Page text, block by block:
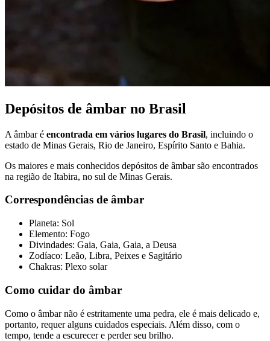
Depósitos de âmbar no Brasil
A âmbar é encontrada em vários lugares do Brasil, incluindo o
estado de Minas Gerais, Rio de Janeiro, Espírito Santo e Bahia.
Os maiores e mais conhecidos depósitos de âmbar são encontrados
na região de Itabira, no sul de Minas Gerais.
Correspondências de âmbar
Planeta: Sol
Elemento: Fogo
Divindades: Gaia, Gaia, Gaia, a Deusa
Zodíaco: Leão, Libra, Peixes e Sagitário
Chakras: Plexo solar
Como cuidar do âmbar
Como o âmbar não é estritamente uma pedra, ele é mais delicado e,
portanto, requer alguns cuidados especiais. Além disso, com o
tempo, tende a escurecer e perder seu brilho.